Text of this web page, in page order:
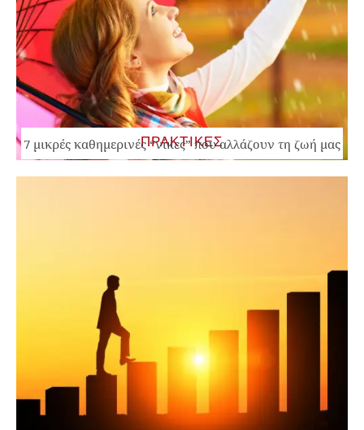
ΠΡΑΚΤΙΚΕΣ
7 μικρές καθημερινές “νίκες” που αλλάζουν τη ζωή μας